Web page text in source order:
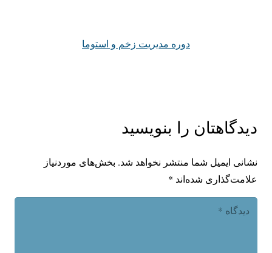
دوره مدیریت زخم و استوما
دیدگاهتان را بنویسید
نشانی ایمیل شما منتشر نخواهد شد. بخش‌های موردنیاز
علامت‌گذاری شده‌اند *